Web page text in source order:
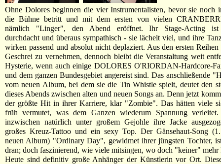
Ohne Dolores beginnen die vier Instrumentalisten, bevor sie noch
die Bühne betritt und mit dem ersten von vielen
nämlich "Linger", den Abend eröffnet. Ihr Stage-Acting ist
durchdacht und überaus sympathisch - sie lächelt viel, und ihre
wirken passend und absolut nicht deplaziert. Aus den ersten Reihen
Geschrei zu vernehmen, dennoch bleibt die Veranstaltung weit
Hysterie, wenn auch einige DOLORES O'RIORDAN-Hardcore-
und dem ganzen Bundesgebiet angereist sind. Das anschließende
vom neuen Album, bei dem sie die Tin Whistle spielt, deutet den
dieses Abends zwischen alten und neuen Songs an. Denn jetzt
der größte Hit in ihrer Karriere, klar "Zombie". Das hätten viele
früh vermutet, was dem Ganzen wiederum Spannung
inzwischen natürlich unter großem Gejohle ihre Jacke
großes Kreuz-Tattoo und ein sexy Top. Der Gänsehaut-Song
neuen Album) "Ordinary Day", gewidmet ihrer jüngsten Tochter,
dran; doch faszinierend, wie viele mitsingen, wo doch "keiner" mehr
Heute sind definitiv große Anhänger der Künstlerin vor Ort.